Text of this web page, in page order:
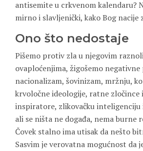
antisemite u crkvenom kalendaru?
mirno i slavljenički, kako Bog nacije
Ono što nedostaje
Pišemo protiv zla u njegovim
ovaploćenjima, žigošemo negativne
nacionalizam, šovinizam, mržnju,
krvoločne ideologije, ratne zločince
inspiratore, zlikovačku inteligenciju
ali se ništa ne događa, nema burne
Čovek stalno ima utisak da nešto
Sasvim je verovatna mogućnost da